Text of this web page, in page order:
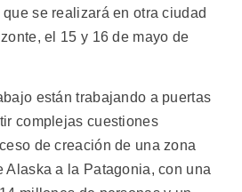
se realizará en otra ciudad
el 15 y 16 de mayo de
están trabajando a puertas
complejas cuestiones
de creación de una zona
Alaska a la Patagonia, con una